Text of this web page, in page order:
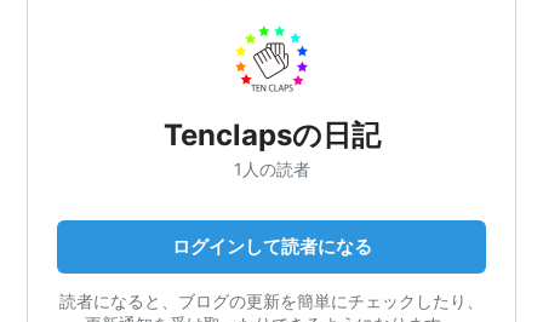
Tenclapsの日記
1人の読者
ログインして読者になる
読者になると、ブログの更新を簡単にチェックしたり、